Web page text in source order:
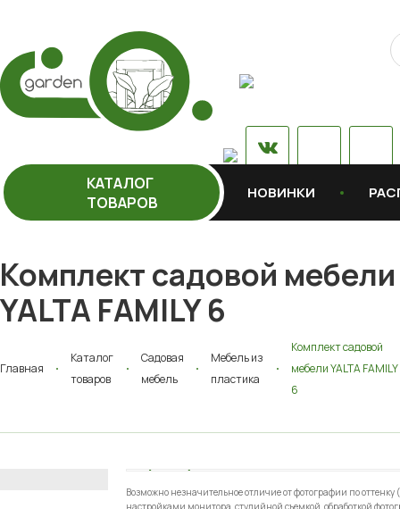
КАТАЛОГ
ТОВАРОВ
НОВИНКИ
Комплект садовой мебели
YALTA FAMILY 6
Главная
Каталог
товаров
Садовая
мебель
Мебель из
пластика
Комплект садовой
мебели YALTA FAMILY
6
АКЦИЯ
ХИТ ПРОДАЖ
Возможно незначительное отличие от фотографии по
настройками монитора, студийной съемкой, обработкой